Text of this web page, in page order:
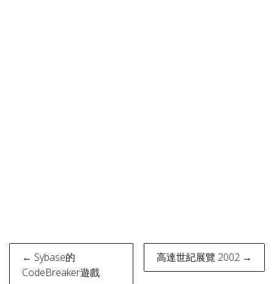
Post
navigation
← Sybase的
CodeBreaker遊戲
高達世紀展覽 2002 →